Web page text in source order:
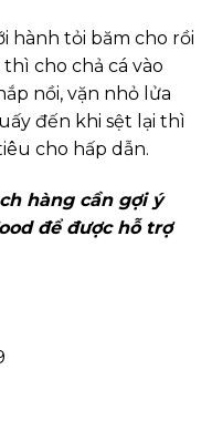
hành tỏi băm cho rồi
cho chả cá vào
nồi, vặn nhỏ lửa
đến khi sệt lại thì
cho hấp dẫn.
hàng cần gợi ý
để được hỗ trợ